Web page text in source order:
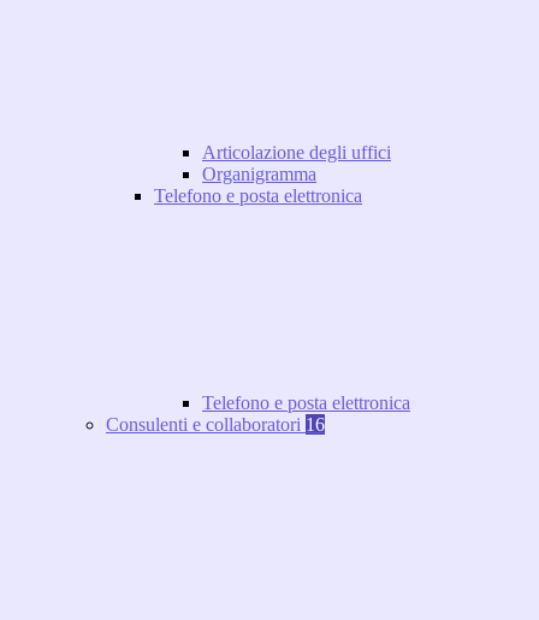
Articolazione degli uffici
Organigramma
Telefono e posta elettronica
Telefono e posta elettronica
Consulenti e collaboratori 16